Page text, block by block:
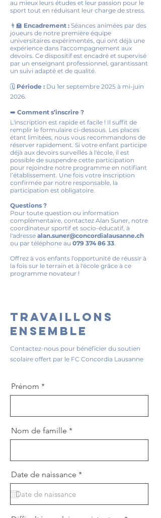
au mieux leurs études et leur passion pour le
sport tout en réduisant leur charge de stress.
👨‍🏫 Encadrement : Séances animées par des
joueurs de notre première équipe
universitaires expérimentés, qui ont déjà une
expérience dans l'accompagnement aux
devoirs. Ce dispositif est encadré et supervisé
par un enseignant professionnel, garantissant
un suivi adapté et de qualité.
🗓 Période : Du 1er septembre 2025 à mi-juin
2026.
➡️ Comment s’inscrire ?
L'inscription est rapide et facile ! Il suffit de
remplir le formulaire ci-dessous. Les places
étant limitées, nous vous recommandons de
réserver rapidement. Si votre enfant participe
déjà aux devoirs surveillés à l'école, il est
possible de suspendre cette participation
pour rejoindre notre programme en notifiant
l’établissement. Une fois votre inscription
confirmée par notre responsable, la
participation est obligatoire.
Questions ?
Pour toute question ou information
complémentaire, contactez Alan Suner, notre
coordinateur sportif et socio-éducatif, à
l'adresse alan.suner@concordialausanne.ch
ou par téléphone au 079 374 86 33.
Offrez à vos enfants l'opportunité de réussir à
la fois sur le terrain et à l'école grâce à ce
programme novateur !
Travaillons
ensemble
Contactez-nous pour bénéficier du soutien
scolaire offert par le FC Concordia Lausanne
Prénom
Nom de famille
Date de naissance *r
e
i